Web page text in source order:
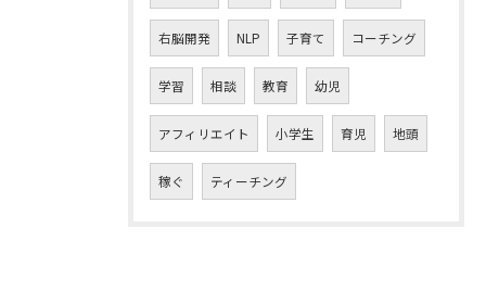
右脳開発 NLP 子育て コーチング
学習 相談 教育 幼児
アフィリエイト 小学生 育児 地頭
稼ぐ ティーチング